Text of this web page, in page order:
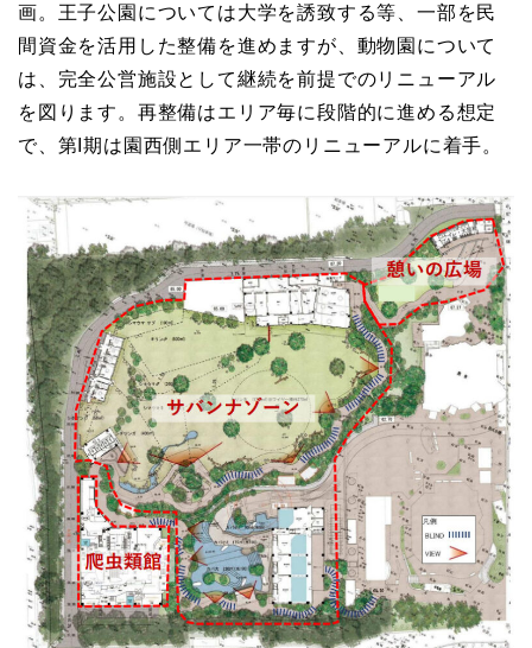
画。王子公園については大学を誘致する等、一部を民
間資金を活用した整備を進めますが、動物園について
は、完全公営施設として継続を前提でのリニューアル
を図ります。再整備はエリア毎に段階的に進める想定
で、第I期は園西側エリア一帯のリニューアルに着手。